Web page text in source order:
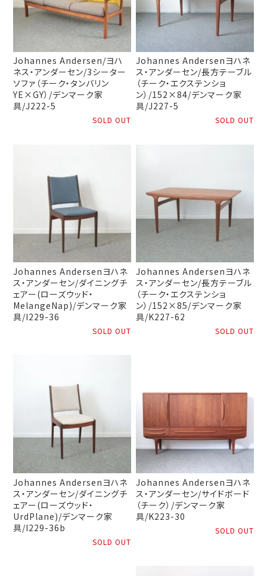
Johannes Andersen/ヨハ
ネス・アンダーセン/3シーター
ソファ（チーク・タンバリン
YE×GY）/デンマーク家
具/J222-5
SOLD OUT
Johannes Andersenヨハネ
ス・アンダーセン/長方テーブル
（チーク・エクステンショ
ン）/152×84/デンマーク家
具/J227-5
SOLD OUT
Johannes Andersenヨハネ
ス・アンダーセン/ダイニングチ
ェアー(ローズウッド・
MelangeNap)/デンマーク家
具/I229-36
SOLD OUT
Johannes Andersenヨハネ
ス・アンダーセン/長方テーブル
（チーク・エクステンショ
ン）/152×85/デンマーク家
具/K227-62
SOLD OUT
Johannes Andersenヨハネ
ス・アンダーセン/ダイニングチ
ェアー(ローズウッド・
UrdPlane)/デンマーク家
具/I229-36b
SOLD OUT
Johannes Andersenヨハネ
ス・アンダーセン/サイドボード
（チーク）/デンマーク家
具/K223-30
SOLD OUT